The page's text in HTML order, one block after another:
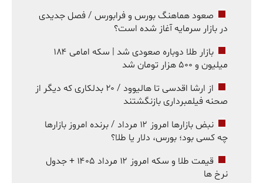
صعود هماهنگ بورس و فرابورس / فصل جدیدی
در بازار سرمایه آغاز شده است؟
بازار طلا دوباره صعودی شد | سکه امامی ۱۸۴
میلیون و ۵۰۰ هزار تومان شد
از ارشا اقدسی تا هالیوود / ۲۰ بدلکاری که دیگر از
صحنه فیلمبرداری بازنگشتند
نبض بازارها امروز ۱۲ مرداد / برنده امروز بازارها
چه کسی بود؛ بورس، دلار یا طلا؟
قیمت طلا و سکه امروز ۱۲ مرداد ۱۴۰۵ + جدول
نرخ ها